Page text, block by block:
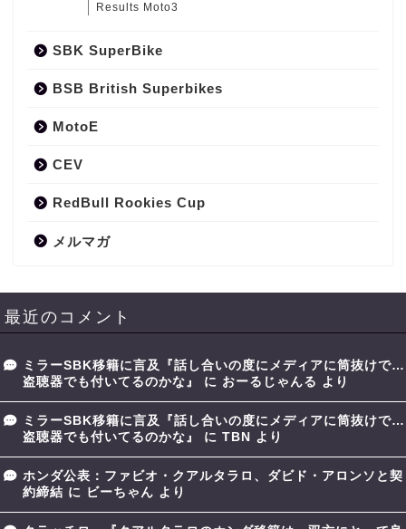
Results Moto3
SBK SuperBike
BSB British Superbikes
MotoE
CEV
RedBull Rookies Cup
メルマガ
最近のコメント
ミラーSBK移籍に言及『話し合いの度にメディアに筒抜けで…
盗聴器でも付いてるのかな』
に おーるじゃんる より
ミラーSBK移籍に言及『話し合いの度にメディアに筒抜けで…
盗聴器でも付いてるのかな』
に TBN より
ホンダ公表：ファビオ・クアルタラロ、ダビド・アロンソと契
約締結 に ビーちゃん より